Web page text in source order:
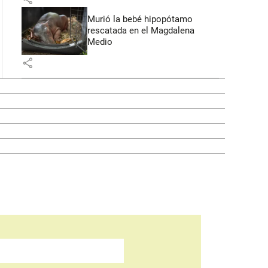
Murió la bebé hipopótamo
rescatada en el Magdalena
Medio
share